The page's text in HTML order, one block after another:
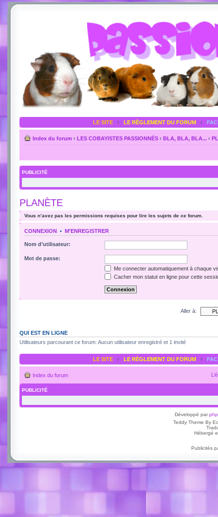
LE SITE ‹ LE RÈGLEMENT DU FORUM ‹
Index du forum ‹ LES COBAYISTES PASSIONNÉS ‹ BLA, BLA, BLA... ‹
PUBLICITÉ
PLANÈTE
Vous n’avez pas les permissions requises pour lire les sujets de ce forum.
CONNEXION • M’ENREGISTRER
Nom d’utilisateur:
Mot de passe:
Me connecter automatiquement à chaque
Cacher mon statut en ligne pour cette
Aller à:
QUI EST EN LIGNE
Utilisateurs parcourant ce forum: Aucun utilisateur enregistré et 1 invité
LE SITE ‹ LE RÈGLEMENT DU FORUM ‹
Index du forum
PUBLICITÉ
Développé par
Teddy Theme By
Hébergé
Publicités